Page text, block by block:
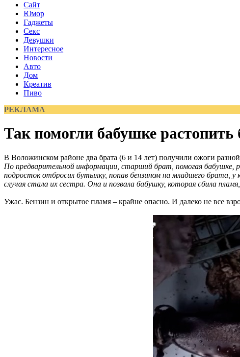
Сайт
Юмор
Гаджеты
Секс
Девушки
Интересное
Новости
Авто
Дом
Креатив
Пиво
РЕКЛАМА
Так помогли бабушке растопить
В Воложинском районе два брата (6 и 14 лет) получили ожоги
По предварительной информации, старший брат, помогая бабушке,
подросток отбросил бутылку, попав бензином на младшего брата,
случая стала их сестра. Она и позвала бабушку, которая сбила
Ужас. Бензин и открытое пламя – крайне опасно. И далеко не все